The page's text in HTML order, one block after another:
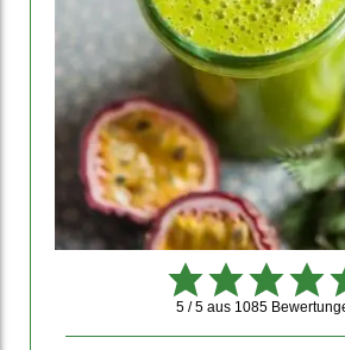
5 / 5aus 1085